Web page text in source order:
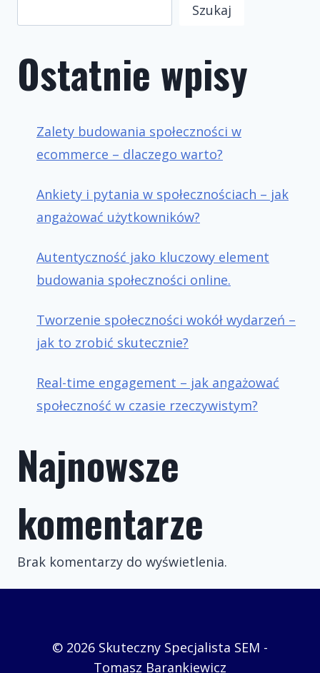
Szukaj
Ostatnie wpisy
Zalety budowania społeczności w
ecommerce – dlaczego warto?
Ankiety i pytania w społecznościach – jak
angażować użytkowników?
Autentyczność jako kluczowy element
budowania społeczności online.
Tworzenie społeczności wokół wydarzeń –
jak to zrobić skutecznie?
Real-time engagement – jak angażować
społeczność w czasie rzeczywistym?
Najnowsze
komentarze
Brak komentarzy do wyświetlenia.
© 2026 Skuteczny Specjalista SEM -
Tomasz Barankiewicz